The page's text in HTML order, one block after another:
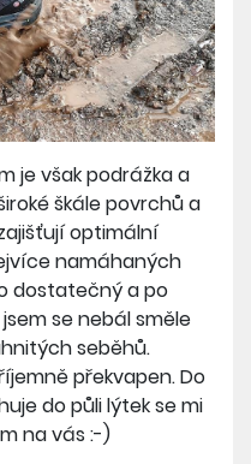
je však podrážka a
škále povrchů a
optimální
namáhaných
dostatečný a po
se nebál směle
seběhů.
překvapen. Do
do půli lýtek se mi
na vás :-)